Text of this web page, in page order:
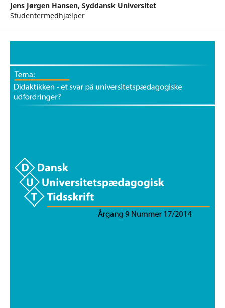
Jens Jørgen Hansen, Syddansk Universitet
Studentermedhjælper